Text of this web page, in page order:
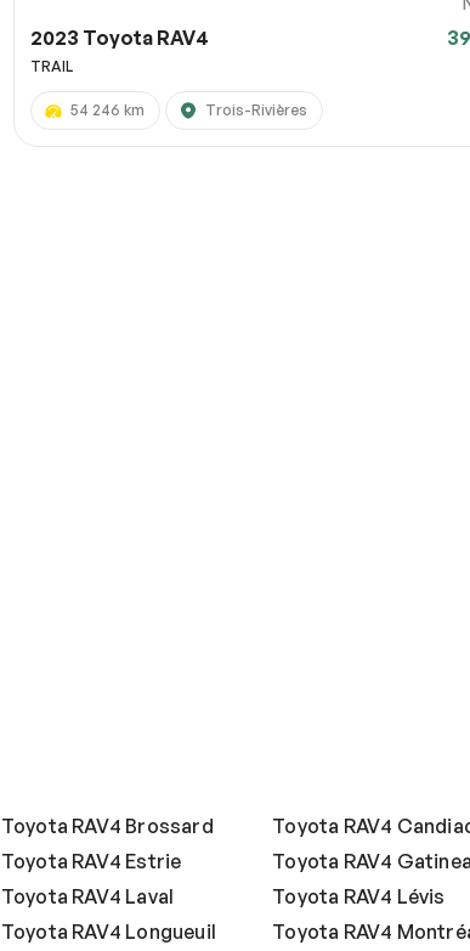
2023 Toyota RAV4
TRAIL
54 246 km Trois-Rivières
Toyota RAV4 Brossard
Toyota RAV4
Toyota RAV4 Estrie
Toyota RAV4
Toyota RAV4 Laval
Toyota RAV4 Lévis
Toyota RAV4 Longueuil
Toyota RAV4